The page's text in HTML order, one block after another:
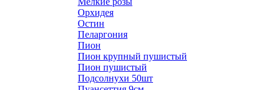
Орхидея
Остин
Пеларгония
Пион
Пион крупный пушистый
Пион пушистый
Подсолнухи 50шт